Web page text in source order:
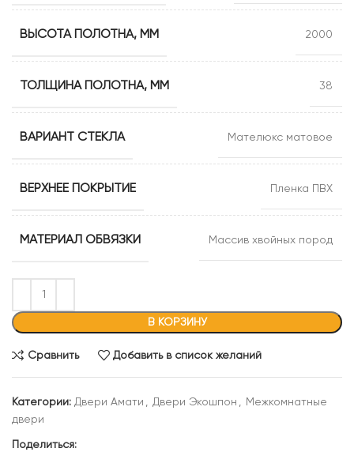
ВЫСОТА ПОЛОТНА, ММ 2000
ТОЛЩИНА ПОЛОТНА, ММ 38
ВАРИАНТ СТЕКЛА Мателюкс матовое
ВЕРХНЕЕ ПОКРЫТИЕ Пленка ПВХ
МАТЕРИАЛ ОБВЯЗКИ Массив хвойных пород
В КОРЗИНУ
Сравнить Добавить в список желаний
Категории: Двери Амати , Двери Экошпон , Межкомнатные
двери
Поделиться: